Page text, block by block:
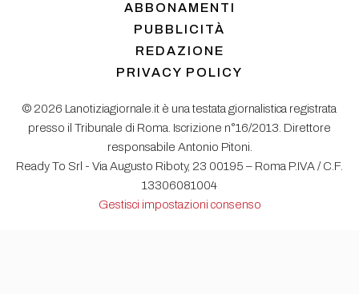
ABBONAMENTI
PUBBLICITÀ
REDAZIONE
PRIVACY POLICY
© 2026 Lanotiziagiornale.it è una testata giornalistica registrata
presso il Tribunale di Roma. Iscrizione n°16/2013. Direttore
responsabile Antonio Pitoni.
Ready To Srl - Via Augusto Riboty, 23 00195 – Roma P.IVA / C.F.
13306081004
Gestisci impostazioni consenso